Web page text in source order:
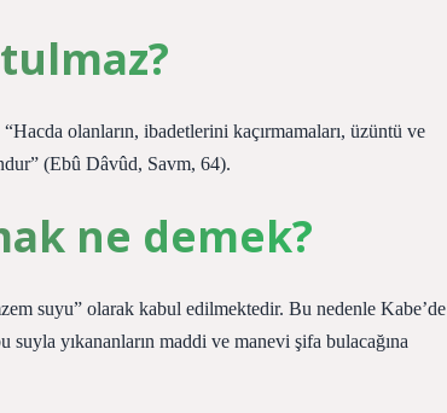
olanların, ibadetlerini kaçırmamaları, üzüntü ve
(Ebû Dâvûd, Savm, 64).
ne demek?
suyu” olarak kabul edilmektedir. Bu nedenle Kabe’de
yıkananların maddi ve manevi şifa bulacağına